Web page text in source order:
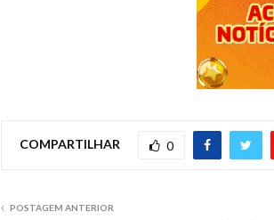
COMPARTILHAR 0
POSTAGEM ANTERIOR